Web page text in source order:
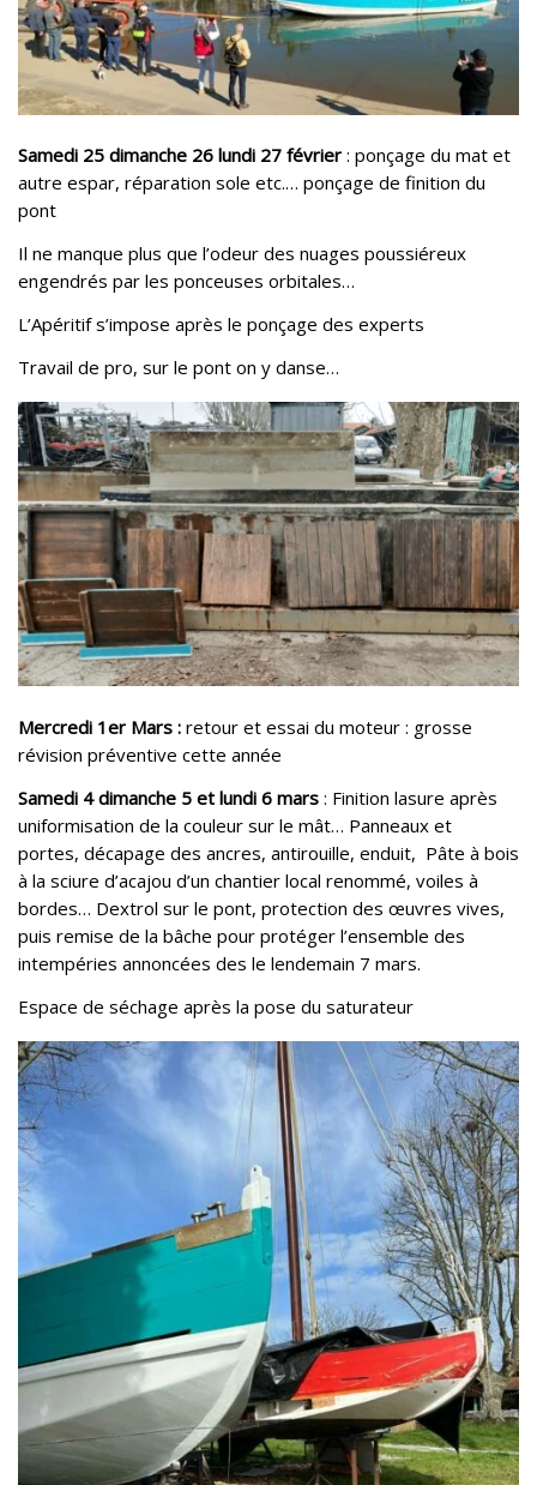
Samedi 25 dimanche 26 lundi 27 février : ponçage du mat et
autre espar, réparation sole etc.… ponçage de finition du
pont
Il ne manque plus que l’odeur des nuages poussiéreux
engendrés par les ponceuses orbitales…
L’Apéritif s’impose après le ponçage des experts
Travail de pro, sur le pont on y danse…
Mercredi 1er Mars : retour et essai du moteur : grosse
révision préventive cette année
Samedi 4 dimanche 5 et lundi 6 mars : Finition lasure après
uniformisation de la couleur sur le mât… Panneaux et
portes, décapage des ancres, antirouille, enduit, Pâte à bois
à la sciure d’acajou d’un chantier local renommé, voiles à
bordes… Dextrol sur le pont, protection des œuvres vives,
puis remise de la bâche pour protéger l’ensemble des
intempéries annoncées des le lendemain 7 mars.
Espace de séchage après la pose du saturateur